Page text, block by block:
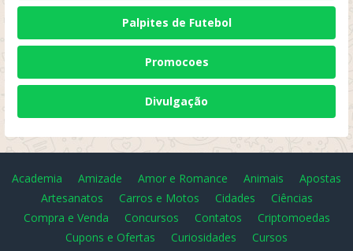
Palpites de Futebol
Promocoes
Divulgação
Academia Amizade Amor e Romance Animais
Apostas
Artesanatos
Carros e Motos Cidades
Ciências
Compra e Venda
Concursos Contatos
Criptomoedas
Cupons e Ofertas
Curiosidades
Cursos